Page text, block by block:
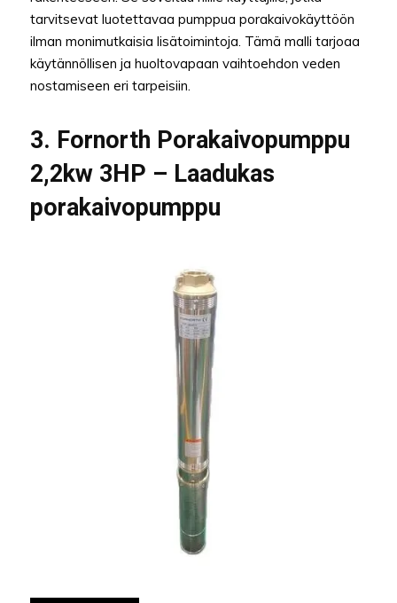
tarvitsevat luotettavaa pumppua porakaivokäyttöön
ilman monimutkaisia lisätoimintoja. Tämä malli tarjoaa
käytännöllisen ja huoltovapaan vaihtoehdon veden
nostamiseen eri tarpeisiin.
3. Fornorth Porakaivopumppu
2,2kw 3HP – Laadukas
porakaivopumppu